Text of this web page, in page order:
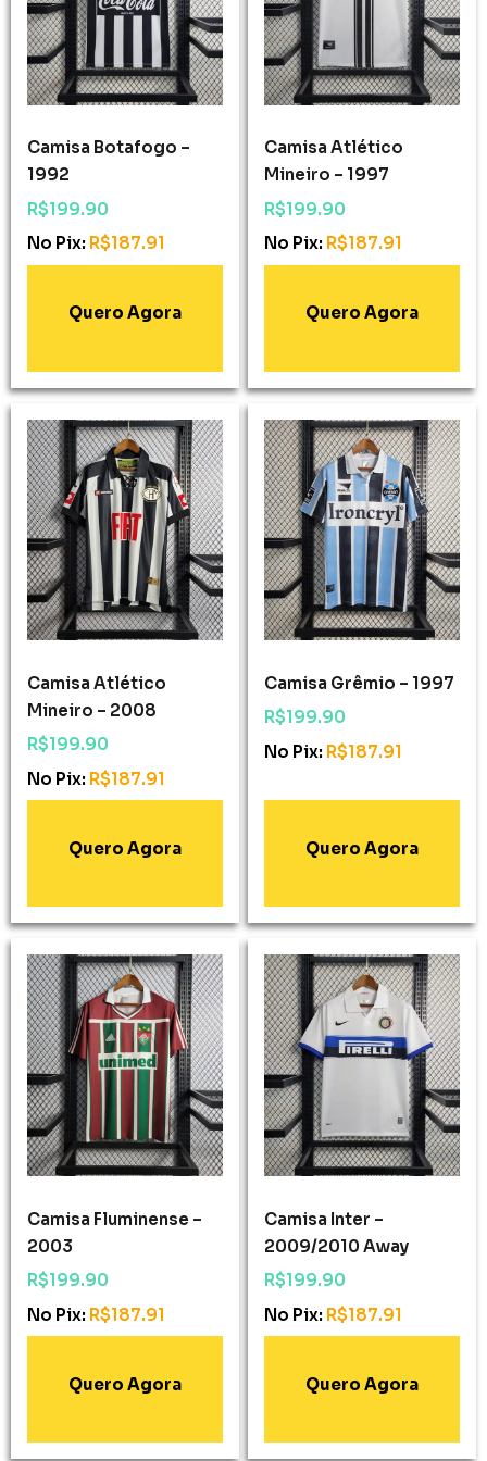
Camisa Botafogo –
1992
R$199.90
No Pix: R$187.91
Camisa Atlético
Mineiro – 1997
R$199.90
No Pix: R$187.91
Camisa Atlético
Mineiro – 2008
R$199.90
No Pix: R$187.91
Camisa Grêmio – 1997
R$199.90
No Pix: R$187.91
Camisa Fluminense –
2003
R$199.90
No Pix: R$187.91
Camisa Inter –
2009/2010 Away
R$199.90
No Pix: R$187.91